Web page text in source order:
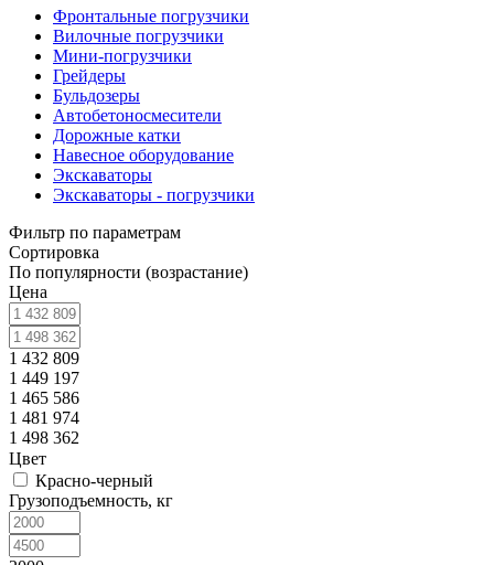
Фронтальные погрузчики
Вилочные погрузчики
Мини-погрузчики
Грейдеры
Бульдозеры
Автобетоносмесители
Дорожные катки
Навесное оборудование
Экскаваторы
Экскаваторы - погрузчики
Фильтр по параметрам
Сортировка
По популярности (возрастание)
Цена
1 432 809
1 449 197
1 465 586
1 481 974
1 498 362
Цвет
Красно-черный
Грузоподъемность, кг